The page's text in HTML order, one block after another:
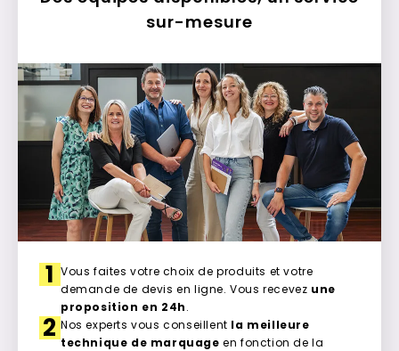
sur-mesure
1 Vous faites votre choix de produits et votre
demande de devis en ligne. Vous recevez une
proposition en 24h.
2 Nos experts vous conseillent la meilleure
technique de marquage en fonction de la